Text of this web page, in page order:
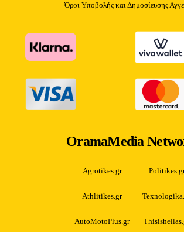
Όροι Υποβολής και Δημοσίευσης
OramaMedia
Agrotikes.gr
Athlitikes.gr
AutoMotoPlus.gr